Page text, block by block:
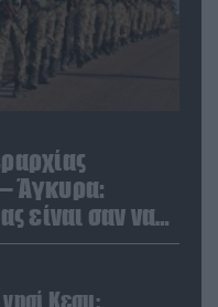
Άγκυρα:
είναι σαν να
νησί Κεσμ: